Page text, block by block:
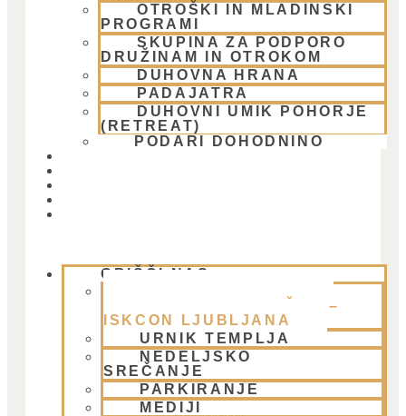
OTROŠKI IN MLADINSKI
PROGRAMI
SKUPINA ZA PODPORO
DRUŽINAM IN OTROKOM
DUHOVNA HRANA
PADAJATRA
DUHOVNI UMIK POHORJE
(RETREAT)
PODARI DOHODNINO
OBIŠČI NAS
TEMPELJ HARE KRIŠNA –
ISKCON LJUBLJANA
URNIK TEMPLJA
NEDELJSKO
SREČANJE
PARKIRANJE
MEDIJI
Telefon: